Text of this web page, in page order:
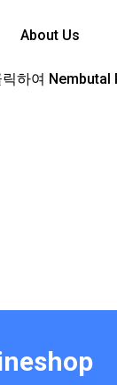
About Us
릭하여